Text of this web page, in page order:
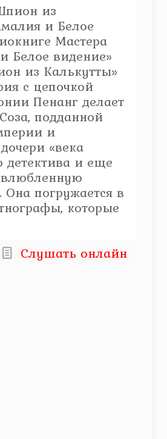
из
и Белое
Мастера
Белое видение»
из Калькутты»
с цепочкой
Пенанг делает
подданной
и
«века
детектива и еще
погружается в
которые
Слушать онлайн